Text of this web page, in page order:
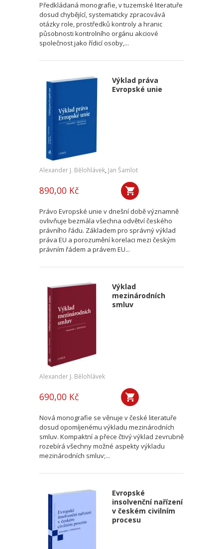
Předkládaná monografie, v tuzemské literatuře
dosud chybějící, systematicky zpracovává
otázky role, prostředků kontroly a hranic
působnosti kontrolního orgánu akciové
společnost jako řídicí osoby,...
Výklad práva
Evropské unie
Alexander J. Bělohlávek, Jan Šamlot
890,00 Kč
Právo Evropské unie v dnešní době významně
ovlivňuje bezmála všechna odvětví českého
právního řádu. Základem pro správný výklad
práva EU a porozumění korelaci mezi českým
právním řádem a právem EU...
Výklad
mezinárodních
smluv
Alexander J. Bělohlávek
690,00 Kč
Nová monografie se věnuje v české literatuře
dosud opomíjenému výkladu mezinárodních
smluv. Kompaktní a přece čtivý výklad zevrubně
rozebírá všechny možné aspekty výkladu
mezinárodních smluv;...
Evropské
insolvenční nařízení
v českém civilním
procesu